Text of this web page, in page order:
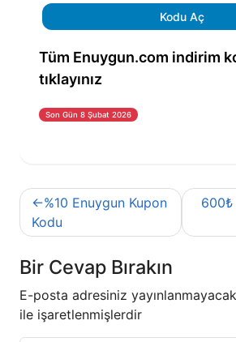
Kodu Aç
Tüm Enuygun.com indirim
tıklayınız
Son Gün 8 Şubat 2026
Yazı
gezinmesi
%10 Enuygun Kupon
Kodu
600₺
Bir Cevap Bırakın
E-posta adresiniz
ile işaretlenmişlerdir